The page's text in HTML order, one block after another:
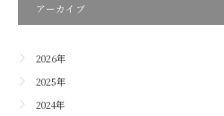
アーカイブ
2026年
2025年
2024年